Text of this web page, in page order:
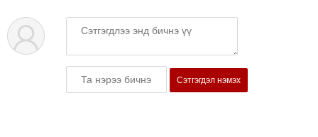
ТОЙРОНД
ЗӨРЧЛИЙН
Сэтгэгдэл нэмэх